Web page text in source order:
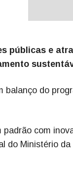
públicas e
balanço do
com
do Ministério da